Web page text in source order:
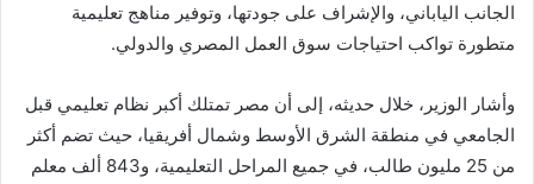
الجانب الياباني، والإشراف على جودتها، وتوفير مناهج تعليمية
متطورة تواكب احتياجات سوق العمل المصري والدولي.
وأشار الوزير، خلال حديثه، إلى أن مصر تمتلك أكبر نظام تعليمي قبل
الجامعي في منطقة الشرق الأوسط وشمال أفريقيا، حيث تضم أكثر
من 25 مليون طالب، في جميع المراحل التعليمية، و843 ألف معلم